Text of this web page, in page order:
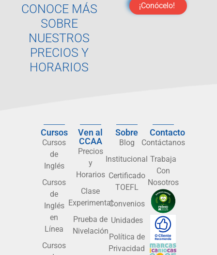
CONOCE MÁS
SOBRE
NUESTROS
PRECIOS Y
HORARIOS
¡Conócelo!
Cursos
Cursos
de
Inglés
Cursos
de
Inglés
en
Línea
Cursos
Ven al
CCAA
Precios
y
Horarios
Clase
Experimental
Prueba de
Nivelación
Sobre
Blog
Institucional
Certificado
TOEFL
Convenios
Unidades
Política de
Privacidad
Contacto
Contáctanos
Trabaja
Con
Nosotros